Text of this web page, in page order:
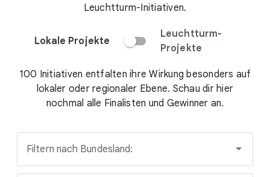
Leuchtturm-Initiativen.
Lokale Projekte
Leuchtturm-
Projekte
100 Initiativen entfalten ihre Wirkung besonders auf
lokaler oder regionaler Ebene. Schau dir hier
nochmal alle Finalisten und Gewinner an.
Filtern nach Bundesland: